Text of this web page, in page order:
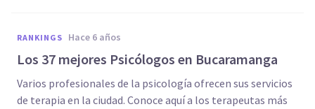
RANKINGS hace 6 años
Los 37 mejores Psicólogos en Bucaramanga
Varios profesionales de la psicología ofrecen sus servicios
de terapia en la ciudad. Conoce aquí a los terapeutas más